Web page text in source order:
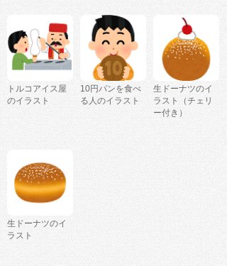
トルコアイス屋
のイラスト
10円パンを食べ
る人のイラスト
生ドーナツのイ
ラスト（チェリ
ー付き）
生ドーナツのイ
ラスト